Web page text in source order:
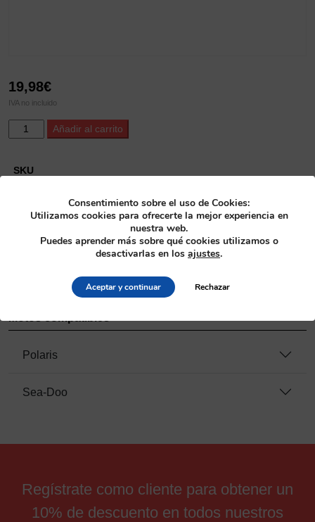
19,98€
IVA no incluido
ProX
Piston
Bearing
cantidad
Añadir al carrito
SKU
Categoría
Jaula de rodillos bulón pistón
Polaris
Sea-Doo
Regístrate como cliente para obtener un
10% de descuento en todos nuestros
Consentimiento sobre el uso de Cookies:
Utilizamos cookies para ofrecerte la mejor experiencia en
nuestra web.
Puedes aprender más sobre qué cookies utilizamos o
desactivarlas en los ajustes.
Aceptar y continuar Rechazar